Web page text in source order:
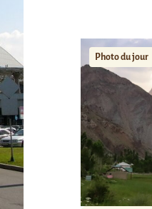
Photo du jour